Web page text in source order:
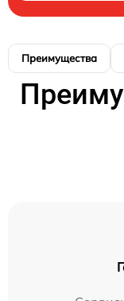
Преимущества